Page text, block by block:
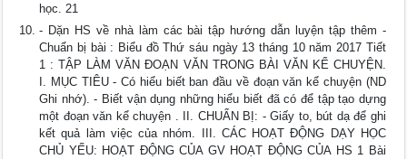
học. 21
- Dặn HS về nhà làm các bài tập hướng dẫn luyện tập thêm -
Chuẩn bị bài : Biểu đồ Thứ sáu ngày 13 tháng 10 năm 2017 Tiết
1 : TẬP LÀM VĂN ĐOẠN VĂN TRONG BÀI VĂN KỂ CHUYỆN.
I. MỤC TIÊU - Có hiểu biết ban đầu về đoạn văn kể chuyện (ND
Ghi nhớ). - Biết vận dụng những hiểu biết đã có để tập tạo dựng
một đoạn văn kể chuyện . II. CHUẨN BỊ: - Giấy to, bút dạ để ghi
kết quả làm việc của nhóm. III. CÁC HOẠT ĐỘNG DẠY HỌC
CHỦ YẾU: HOẠT ĐỘNG CỦA GV HOẠT ĐỘNG CỦA HS 1 Bài